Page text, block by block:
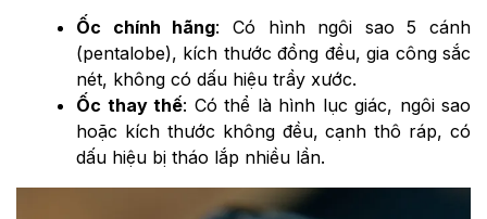
Ốc chính hãng: Có hình ngôi sao 5 cánh
(pentalobe), kích thước đồng đều, gia công sắc
nét, không có dấu hiệu trầy xước.
Ốc thay thế: Có thể là hình lục giác, ngôi sao
hoặc kích thước không đều, cạnh thô ráp, có
dấu hiệu bị tháo lắp nhiều lần.